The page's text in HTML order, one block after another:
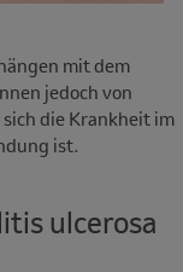
mit dem
jedoch von
die Krankheit im
ist.
ulcerosa